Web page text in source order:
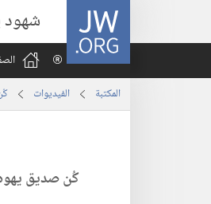
JW.ORG شهود
المكتبة الفيديوات
كُن صديق